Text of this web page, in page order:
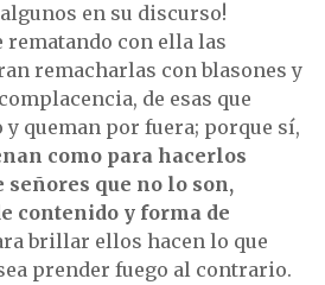
en su discurso!
rematando con ella las
remacharlas con blasones y
de esas que
queman por fuera; porque sí,
como para hacerlos
señores que no lo son,
contenido y forma de
brillar ellos hacen lo que
prender fuego al contrario.